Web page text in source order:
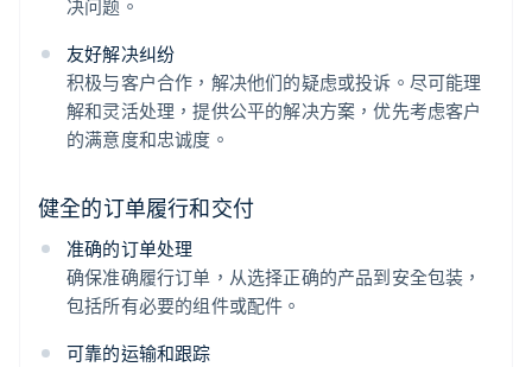
决问题。
友好解决纠纷
积极与客户合作，解决他们的疑虑或投诉。尽可能理
解和灵活处理，提供公平的解决方案，优先考虑客户
的满意度和忠诚度。
健全的订单履行和交付
准确的订单处理
确保准确履行订单，从选择正确的产品到安全包装，
包括所有必要的组件或配件。
可靠的运输和跟踪